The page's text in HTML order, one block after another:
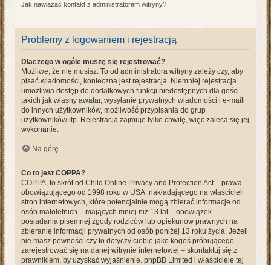
Jak nawiązać kontakt z administratorem witryny?
Problemy z logowaniem i rejestracją
Dlaczego w ogóle muszę się rejestrować?
Możliwe, że nie musisz. To od administratora witryny zależy czy, aby
pisać wiadomości, konieczna jest rejestracja. Niemniej rejestracja
umożliwia dostęp do dodatkowych funkcji niedostępnych dla gości,
takich jak własny awatar, wysyłanie prywatnych wiadomości i e-maili
do innych użytkowników, możliwość przypisania do grup
użytkowników itp. Rejestracja zajmuje tylko chwilę, więc zaleca się jej
wykonanie.
Na górę
Co to jest COPPA?
COPPA, to skrót od Child Online Privacy and Protection Act – prawa
obowiązującego od 1998 roku w USA, nakładającego na właścicieli
stron internetowych, które potencjalnie mogą zbierać informacje od
osób małoletnich – mających mniej niż 13 lat – obowiązek
posiadania pisemnej zgody rodziców lub opiekunów prawnych na
zbieranie informacji prywatnych od osób poniżej 13 roku życia. Jeżeli
nie masz pewności czy to dotyczy ciebie jako kogoś próbującego
zarejestrować się na danej witrynie internetowej – skontaktuj się z
prawnikiem, by uzyskać wyjaśnienie. phpBB Limited i właściciele tej